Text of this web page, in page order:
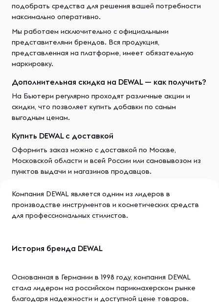
подобрать средства для решения вашей потребности
максимально оперативно.
Мы работаем исключительно с официальными
представителями брендов. Вся продукция,
представленная на платформе, имеет обязательную
маркировку.
Дополнительная скидка на DEWAL — как получить?
На Бьютери регулярно проходят различные акции и
скидки, что позволяет купить добавки по самым
выгодным ценам.
Купить DEWAL с доставкой
Оформить заказ можно с доставкой по Москве,
Московской области и всей России или самовывозом из
пунктов выдачи и магазинов продавцов.
Компания DEWAL является одним из лидеров в
производстве инструментов и косметических средств
для профессиональных стилистов.
История бренда DEWAL
Основанная в Германии в 1998 году, компания DEWAL
стала лидером на российском парикмахерском рынке
благодаря надежности и доступной цене товаров.